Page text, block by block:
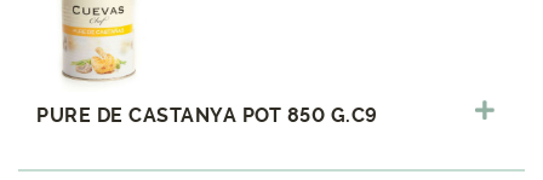
PURE DE CASTANYA POT 850 G.C9